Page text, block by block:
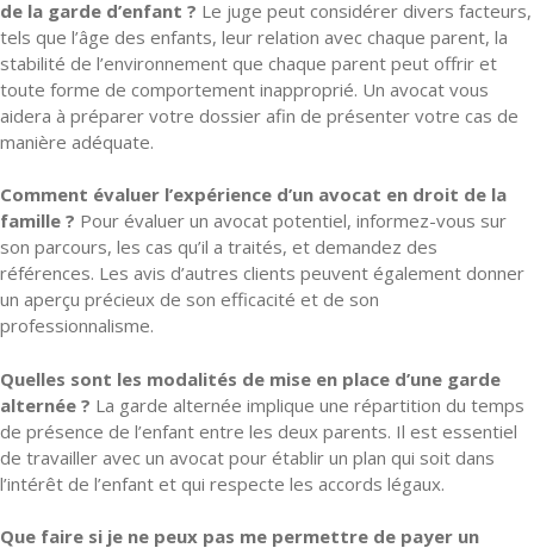
de la garde d’enfant ? Le juge peut considérer divers facteurs,
tels que l’âge des enfants, leur relation avec chaque parent, la
stabilité de l’environnement que chaque parent peut offrir et
toute forme de comportement inapproprié. Un avocat vous
aidera à préparer votre dossier afin de présenter votre cas de
manière adéquate.
Comment évaluer l’expérience d’un avocat en droit de la
famille ? Pour évaluer un avocat potentiel, informez-vous sur
son parcours, les cas qu’il a traités, et demandez des
références. Les avis d’autres clients peuvent également donner
un aperçu précieux de son efficacité et de son
professionnalisme.
Quelles sont les modalités de mise en place d’une garde
alternée ? La garde alternée implique une répartition du temps
de présence de l’enfant entre les deux parents. Il est essentiel
de travailler avec un avocat pour établir un plan qui soit dans
l’intérêt de l’enfant et qui respecte les accords légaux.
Que faire si je ne peux pas me permettre de payer un